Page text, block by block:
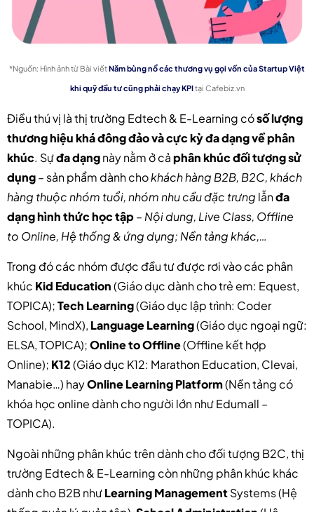
*Nguồn: Hình ảnh từ Bài viếtNăm bùng nổ các thương vụ gọi vốn của Startup Việt
khi quỹ đầu tư cũng phải chạy KPItại Cafebiz.vn
Điều thú vị là thị trường Edtech & E-Learning cósố lượng
thương hiệu khá đông đảo và cực kỳ đa dạng về phân
khúc. Sựđa dạngnày nằm ở cảphân khúc đối tượng sử
dụng– sản phẩm dành chokhách hàng B2B, B2C, khách
hàng thuộc nhóm tuổi, nhóm nhu cầu đặc trưng lẫnđa
dạng hình thức học tập–Nội dung, Live Class, Offline
to Online, Hệ thống & ứng dụng; Nền tảng khác,…
Trong đó các nhóm được đầu tư được rơi vào các phân
khúc Kid Education(Giáo dục dành cho trẻ em: Equest,
TOPICA);Tech Learning(Giáo dục lập trình: Coder
School, MindX), Language Learning(Giáo dục ngoại ngữ:
ELSA, TOPICA);Online to Offline(Offline kết hợp
Online); K12(Giáo dục K12: Marathon Education, Clevai,
Manabie…) hayOnline Learning Platform(Nền tảng có
khóa học online dành cho người lớn như Edumall –
TOPICA).
Ngoài những phân khúc trên dành cho đối tượng B2C, thị
trường Edtech & E-Learning còn những phân khúc khác
dành cho B2B nhưLearning ManagementSystems (Hệ